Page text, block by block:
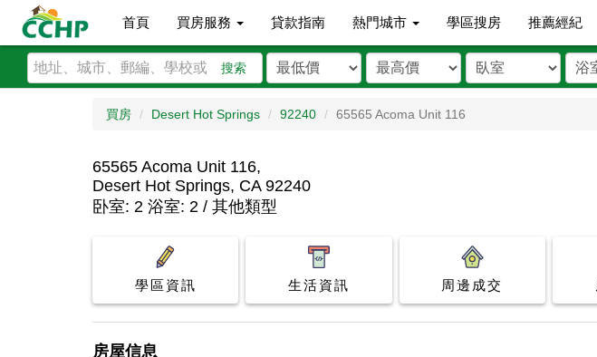
首頁 買房服務 貸款指南 熱門城市 學區搜房 推薦經紀
搜索
買房 Desert Hot Springs 92240 65565 Acoma Unit 116
65565 Acoma Unit 116,
Desert Hot Springs, CA 92240
卧室: 2 浴室: 2 / 其他類型
學區資訊 生活資訊 周邊成交
房屋信息